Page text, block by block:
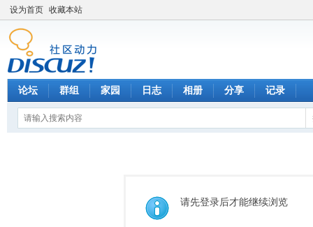
设为首页 收藏本站
论坛 群组 家园 日志 相册 分享 记录
请先登录后才能继续浏览